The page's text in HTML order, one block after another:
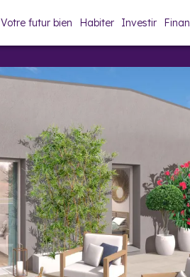
Votre futur bien Habiter Investir